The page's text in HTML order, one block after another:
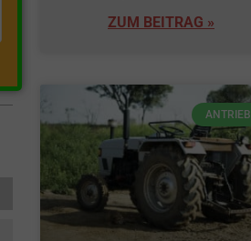
ZUM BEITRAG »
ANTRIEB